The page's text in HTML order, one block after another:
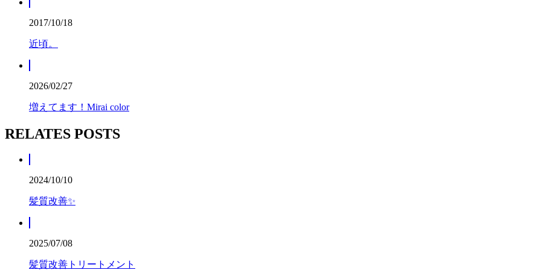
2017/10/18
近頃。
2026/02/27
増えてます！Mirai color
RELATES POSTS
2024/10/10
髪質改善✨
2025/07/08
髪質改善トリートメント